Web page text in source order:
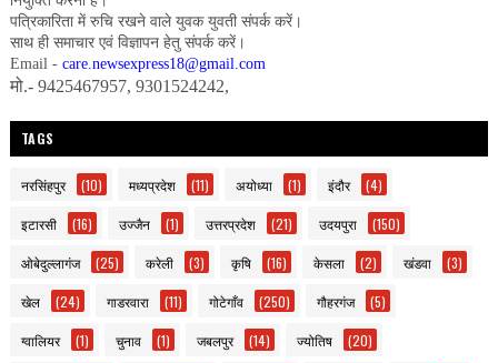
पत्रिकारिता में रुचि रखने वाले युवक युवती संपर्क करें।
साथ ही समाचार एवं विज्ञापन हेतु संपर्क करें।
Email - care.newsexpress18@gmail.com
मो.- 9425467957, 9301524242,
TAGS
नरसिंहपुर (10) मध्यप्रदेश (11) अयोध्या (1) इंदौर (4)
इटारसी (16) उज्जैन (1) उत्तरप्रदेश (21) उदयपुरा (150)
ओबेदुल्लागंज (25) करेली (3) कृषि (16) केसला (2) खंडवा (3)
खेल (24) गाडरवारा (11) गोटेगाँव (250) गौहरगंज (5)
ग्वालियर (1) चुनाव (1) जबलपुर (14) ज्योतिष (20)